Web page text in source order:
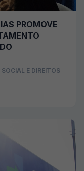
PROMOVE
E DIREITOS